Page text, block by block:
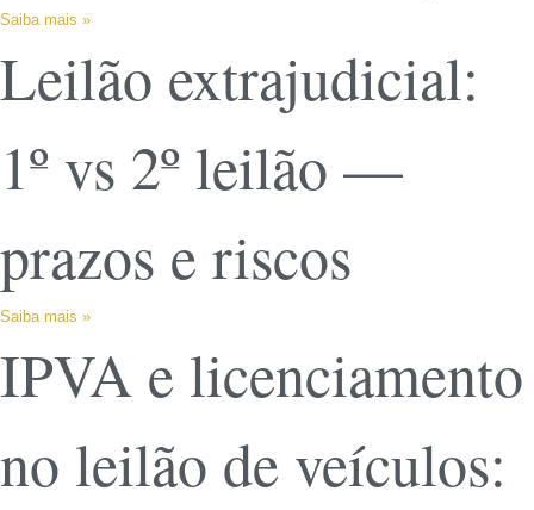
Saiba mais »
Leilão extrajudicial:
1º vs 2º leilão —
prazos e riscos
Saiba mais »
IPVA e licenciamento
no leilão de veículos: